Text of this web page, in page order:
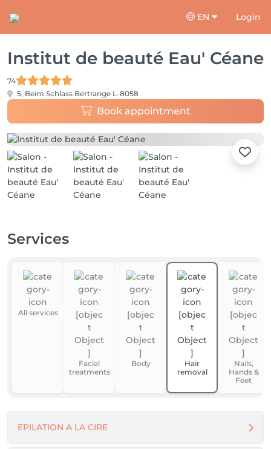
EN Login
Institut de beauté Eau' Céane
74
5, Beim Schlass Bertrange L-8058
Book appointment
Services
All services
Facial
treatments
Body
Hair
removal
Nails,
Hands &
Feet
EPILATION A LA CIRE